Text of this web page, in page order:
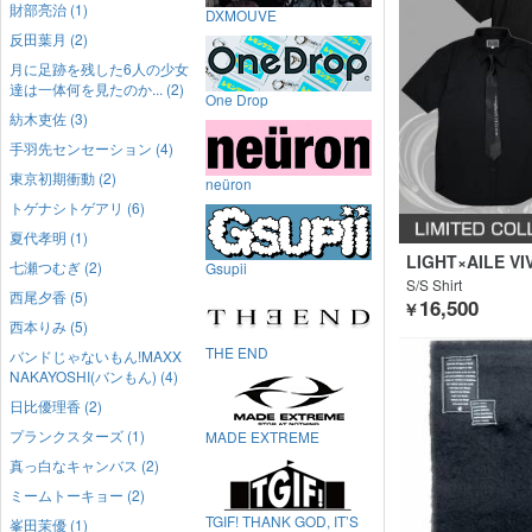
LIGHT×AILE
S/S Shirt
￥16,500
財部亮治 (1)
反田葉月 (2)
月に足跡を残した6人の少女
達は一体何を見たのか... (2)
紡木吏佐 (3)
手羽先センセーション (4)
東京初期衝動 (2)
トゲナシトゲアリ (6)
夏代孝明 (1)
七瀬つむぎ (2)
西尾夕香 (5)
西本りみ (5)
バンドじゃないもん!MAXX
NAKAYOSHI(バンもん) (4)
日比優理香 (2)
プランクスターズ (1)
真っ白なキャンバス (2)
ミームトーキョー (2)
峯田茉優 (1)
DXMOUVE
One Drop
neüron
Gsupii
THE END
MADE EXTREME
TGIF! THANK GOD, IT’S